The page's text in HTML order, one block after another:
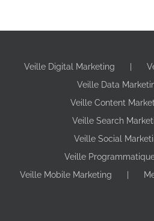
Veille Digital Marketing
Veille Data
Veille Content
Veille Search
Veille Social
Veille
Veille Mobile Marketing